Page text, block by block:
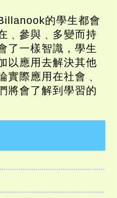
的學生都會
﹑參與﹑多變而持
了一樣智識，學生
以應用去解決其他
實際應用在社會﹑
將會了解到學習的